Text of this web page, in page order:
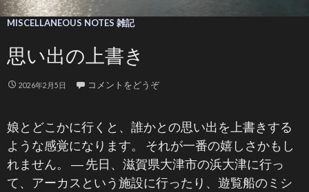
MISCELLANEOUS NOTES 雑記
思い出の上書き
2026年2月5日 コメントをどうぞ
娘とどこかに行くと、誰かとの思い出を上書きする
ような感覚になります。 それが一番の嬉しさかもし
れません。 ― 先日、滋賀県大津市の浜大津に行っ
て、アーカスという施設に行ったり、遊覧船のミシ